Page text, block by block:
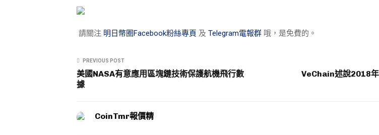
請關注 明日幣圈Facebook粉絲專頁 及 Telegram電報群 哦，是免費的。
PREVIOUS POST
美國NASA有意應用區塊鏈技術保護航機飛行數
據
VeChain述說2018
CoinTmr報價精